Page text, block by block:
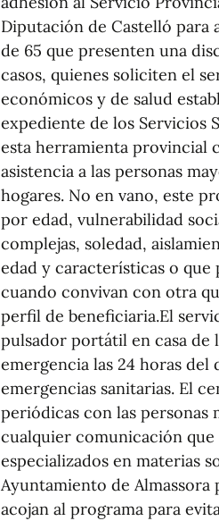
Diputación de Castelló para
de 65 que presenten una
casos, quienes soliciten el
económicos y de salud
expediente de los Servicios
esta herramienta provincial
asistencia a las personas
hogares. No en vano, este
por edad, vulnerabilidad
complejas, soledad,
edad y características o que
cuando convivan con otra
perfil de beneficiaria.El
pulsador portátil en casa de
emergencia las 24 horas del
emergencias sanitarias. El
periódicas con las personas
cualquier comunicación
especializados en materias
Ayuntamiento de Almassora
acojan al programa para